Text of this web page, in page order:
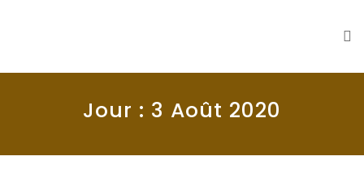
Jour : 3 Août 2020